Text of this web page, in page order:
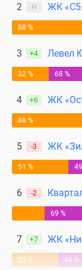
2 Н ЖК
88 %
3 +4 Левел
32 % 68 %
4 +6 ЖК
88 %
5 -3 ЖК
51 %
6 -2
69 %
7 +7 ЖК
52 % 48 %